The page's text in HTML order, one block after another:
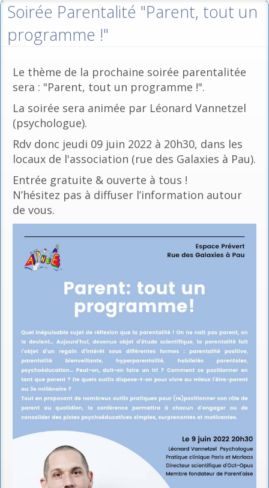
Soirée Parentalité "Parent, tout un
programme !"
Le thème de la prochaine soirée parentalitée
sera : "Parent, tout un programme !".
La soirée sera animée par Léonard Vannetzel
(psychologue).
Rdv donc jeudi 09 juin 2022 à 20h30, dans les
locaux de l'association (rue des Galaxies à Pau).
Entrée gratuite & ouverte à tous !
N’hésitez pas à diffuser l’information autour
de vous.